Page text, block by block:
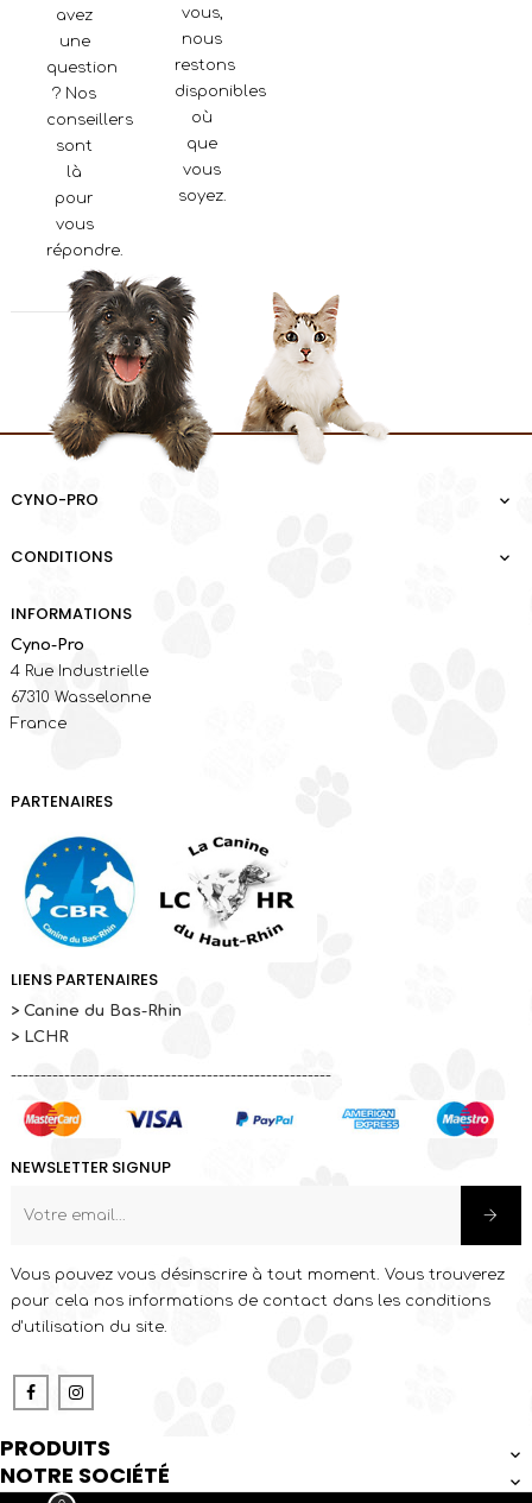
avez
une
question
? Nos
conseillers
sont
là
pour
vous
répondre.
vous,
nous
restons
disponibles
où
que
vous
soyez.
CYNO-PRO 
CONDITIONS 
INFORMATIONS
Cyno-Pro
4 Rue Industrielle
67310 Wasselonne
France
PARTENAIRES
LIENS PARTENAIRES
> Canine du Bas-Rhin
> LCHR
------------------------------------------------------
NEWSLETTER SIGNUP
Vous pouvez vous désinscrire à tout moment. Vous trouverez
pour cela nos informations de contact dans les conditions
d'utilisation du site.
Facebook
PRODUITS 
NOTRE SOCIÉTÉ 